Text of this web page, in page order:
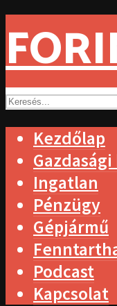
Kezdőlap
Ingatlan
Pénzügy
Gépjármű
Podcast
Kapcsolat